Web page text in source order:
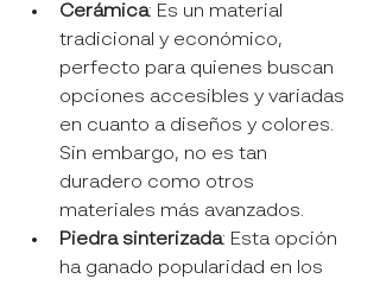
Cerámica: Es un material
tradicional y económico,
perfecto para quienes buscan
opciones accesibles y variadas
en cuanto a diseños y colores.
Sin embargo, no es tan
duradero como otros
materiales más avanzados.
Piedra sinterizada: Esta opción
ha ganado popularidad en los